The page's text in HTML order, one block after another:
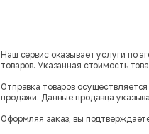
Наш сервис оказывает услуги по
товаров. Указанная стоимость
Отправка товаров
продажи. Данные продавца
Оформляя заказ, вы